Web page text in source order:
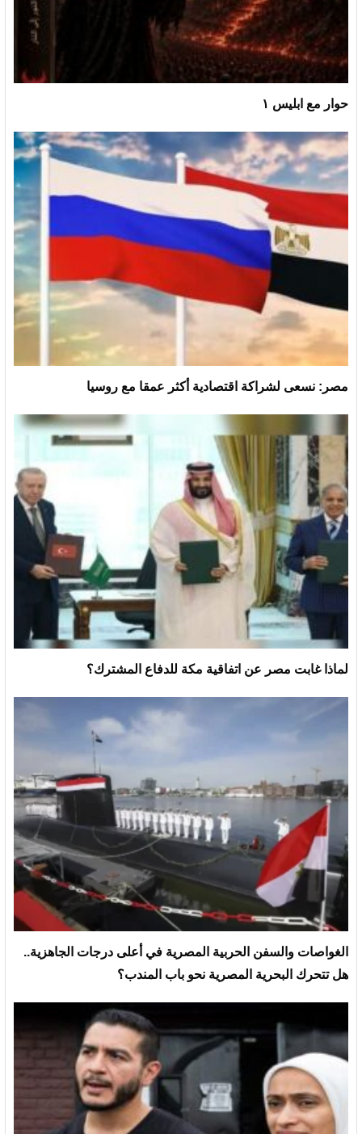
حوار مع ابليس ١
مصر: نسعى لشراكة اقتصادية أكثر عمقا مع روسيا
لماذا غابت مصر عن اتفاقية مكة للدفاع المشترك؟
الغواصات والسفن الحربية المصرية في أعلى درجات الجاهزية..
هل تتحرك البحرية المصرية نحو باب المندب؟